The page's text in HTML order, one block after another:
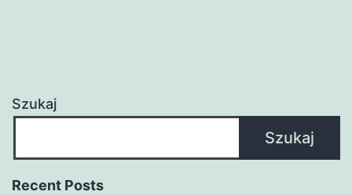
Szukaj
Szukaj
Recent Posts